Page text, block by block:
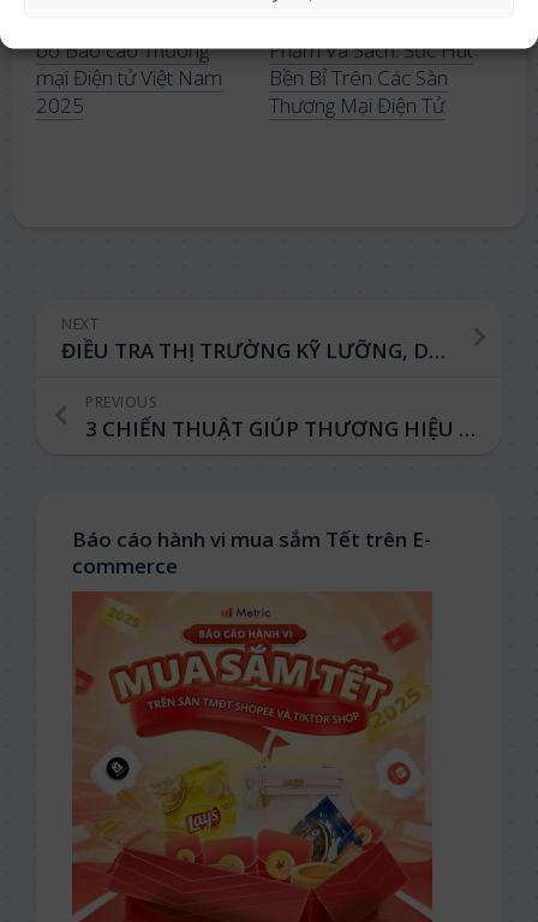
bố Báo cáo Thương
mại Điện tử Việt Nam
2025
Phẩm Và Sách: Sức Hút
Bền Bỉ Trên Các Sàn
Thương Mại Điện Tử
NEXT
ĐIỀU TRA THỊ TRƯỜNG KỸ LƯỠNG, DOANH NGHIỆP CHĂN GA GỐI ĐỆM TIẾT KIỆM HƠN NỬA TỶ ĐỒNG
PREVIOUS
3 CHIẾN THUẬT GIÚP THƯƠNG HIỆU CAFE VIỆT ĐẨY MẠNH DOANH THU TRÊN SÀN TMĐT
Báo cáo hành vi mua sắm Tết trên E-
commerce